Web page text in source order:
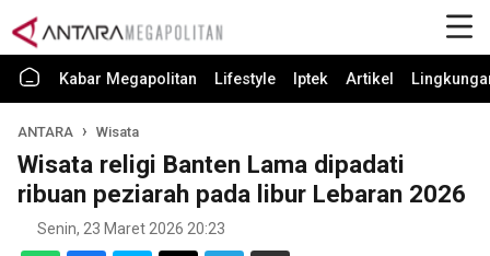
Kabar Megapolitan Lifestyle Iptek Artikel
ANTARA Wisata
Wisata religi Banten Lama dipadati
ribuan peziarah pada libur Lebaran 2026
Senin, 23 Maret 2026 20:23